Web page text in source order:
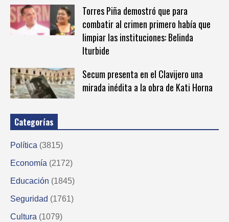
Torres Piña demostró que para
combatir al crimen primero había que
limpiar las instituciones: Belinda
Iturbide
Secum presenta en el Clavijero una
mirada inédita a la obra de Kati Horna
Categorías
Política (3815)
Economía (2172)
Educación (1845)
Seguridad (1761)
Cultura (1079)